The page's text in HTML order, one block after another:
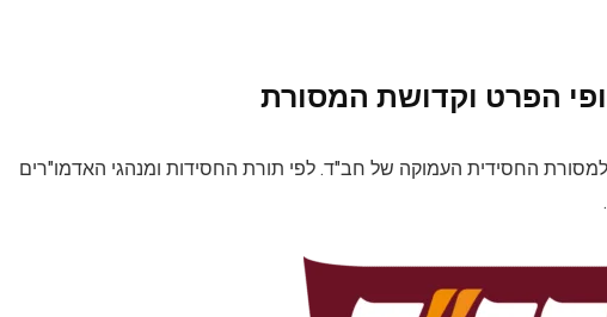
הפרט וקדושת המסורת
למסורת החסידית העמוקה של חב"ד. לפי תורת החסידות ומנהגי האדמו"רים